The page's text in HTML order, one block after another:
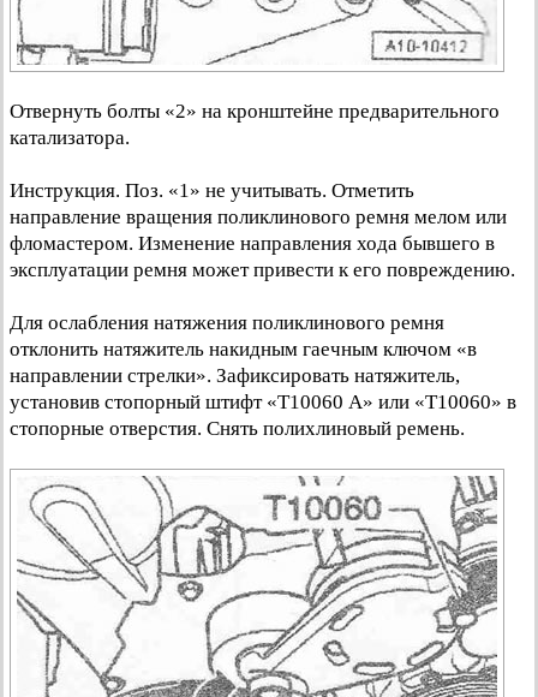
Отвернуть болты «2» на кронштейне предварительного
катализатора.
Инструкция. Поз. «1» не учитывать. Отметить
направление вращения поликлинового ремня мелом или
фломастером. Изменение направления хода бывшего в
эксплуатации ремня может привести к его повреждению.
Для ослабления натяжения поликлинового ремня
отклонить натяжитель накидным гаечным ключом «в
направлении стрелки». Зафиксировать натяжитель,
установив стопорный штифт «Т10060 А» или «Т10060» в
стопорные отверстия. Снять полихлиновый ремень.